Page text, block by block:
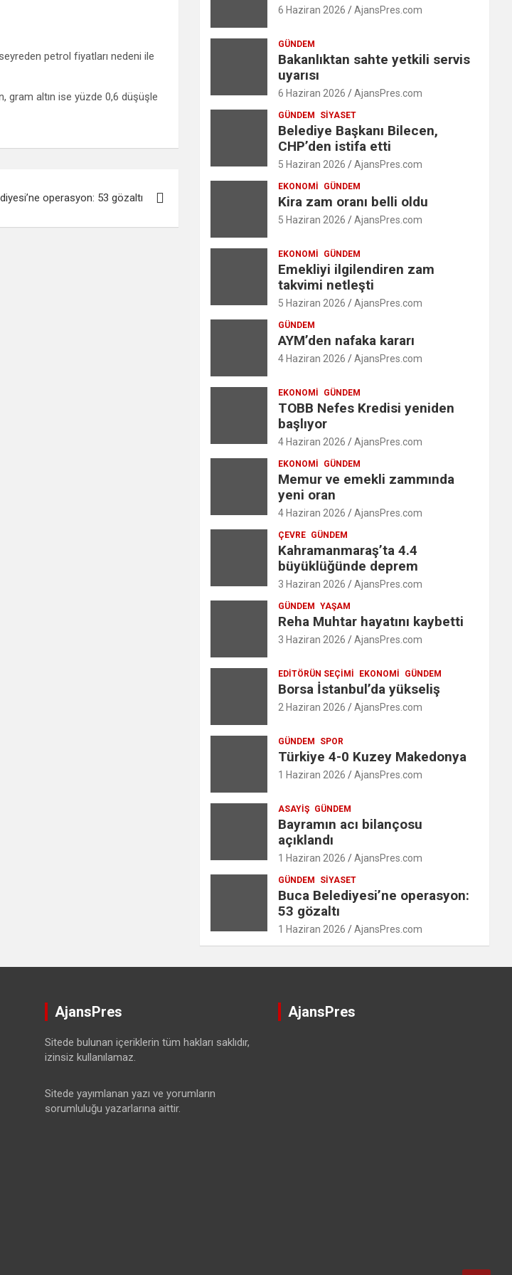
petrol fiyatları nedeni ile
gram altın ise yüzde 0,6 düşüşle
operasyon: 53 gözaltı
6 Haziran 2026 AjansPres.com
GÜNDEM
Bakanlıktan sahte yetkili servis
uyarısı
6 Haziran 2026 AjansPres.com
GÜNDEM SIYASET
Belediye Başkanı Bilecen,
CHP’den istifa etti
5 Haziran 2026 AjansPres.com
EKONOMI GÜNDEM
Kira zam oranı belli oldu
5 Haziran 2026 AjansPres.com
EKONOMI GÜNDEM
Emekliyi ilgilendiren zam
takvimi netleşti
5 Haziran 2026 AjansPres.com
GÜNDEM
AYM’den nafaka kararı
4 Haziran 2026 AjansPres.com
EKONOMI GÜNDEM
TOBB Nefes Kredisi yeniden
başlıyor
4 Haziran 2026 AjansPres.com
EKONOMI GÜNDEM
Memur ve emekli zammında
yeni oran
4 Haziran 2026 AjansPres.com
ÇEVRE GÜNDEM
Kahramanmaraş’ta 4.4
büyüklüğünde deprem
3 Haziran 2026 AjansPres.com
GÜNDEM YAŞAM
Reha Muhtar hayatını kaybetti
3 Haziran 2026 AjansPres.com
EDITÖRÜN SEÇIMI EKONOMI GÜNDEM
Borsa İstanbul’da yükseliş
2 Haziran 2026 AjansPres.com
GÜNDEM SPOR
Türkiye 4-0 Kuzey Makedonya
1 Haziran 2026 AjansPres.com
ASAYIŞ GÜNDEM
Bayramın acı bilançosu
açıklandı
1 Haziran 2026 AjansPres.com
GÜNDEM SIYASET
Buca Belediyesi’ne operasyon:
53 gözaltı
1 Haziran 2026 AjansPres.com
AjansPres
Sitede bulunan içeriklerin tüm hakları saklıdır,
izinsiz kullanılamaz.
Sitede yayımlanan yazı ve yorumların
sorumluluğu yazarlarına aittir.
AjansPres